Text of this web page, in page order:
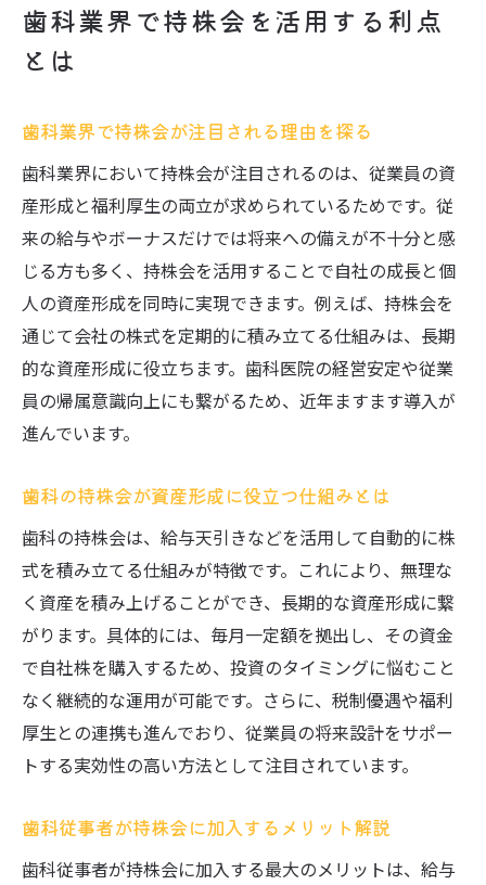
持株会の活用で歯科医院の経営安定をサポ
心感
無理なく資産形成できる歯科持株会の始め方
歯科持株会で毎月コツコツ積立投資を始め
る方法
無理せず歯科の持株会で資産を増やすポイ
ント
歯科従業員が持株会を始める際の準備と注
意点
歯科持株会の安全な活用で資産形成を実現
するコツ
給与天引きで手軽に参加できる歯科持株会
歯科の持株会を利用した長期資産形成の実
践例
持株会の奨励金や補助金の仕組みを徹底解説
歯科持株会の奨励金制度はどのように働く
のか
補助金付き歯科持株会で効率良く資産を増
やす方法
事者へ
歯科持株会の補助金活用で賢く資産形成し
歯科業界で持株会を活用する利点
とは
歯科業界で持株会が注目される理由を探る
歯科業界において持株会が注目されるのは、従業員の資
産形成と福利厚生の両立が求められているためです。従
来の給与やボーナスだけでは将来への備えが不十分と感
じる方も多く、持株会を活用することで自社の成長と個
人の資産形成を同時に実現できます。例えば、持株会を
通じて会社の株式を定期的に積み立てる仕組みは、長期
的な資産形成に役立ちます。歯科医院の経営安定や従業
員の帰属意識向上にも繋がるため、近年ますます導入が
進んでいます。
歯科の持株会が資産形成に役立つ仕組みとは
歯科の持株会は、給与天引きなどを活用して自動的に株
式を積み立てる仕組みが特徴です。これにより、無理な
く資産を積み上げることができ、長期的な資産形成に繋
がります。具体的には、毎月一定額を拠出し、その資金
で自社株を購入するため、投資のタイミングに悩むこと
なく継続的な運用が可能です。さらに、税制優遇や福利
厚生との連携も進んでおり、従業員の将来設計をサポー
トする実効性の高い方法として注目されています。
歯科従事者が持株会に加入するメリット解説
歯科従事者が持株会に加入する最大のメリットは、給与